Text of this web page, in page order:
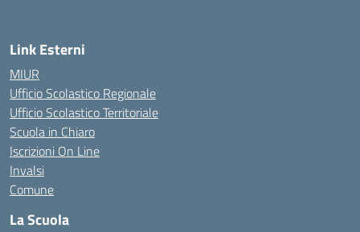
Link Esterni
MIUR
Ufficio Scolastico Regionale
Ufficio Scolastico Territoriale
Scuola in Chiaro
Iscrizioni On Line
Invalsi
Comune
La Scuola